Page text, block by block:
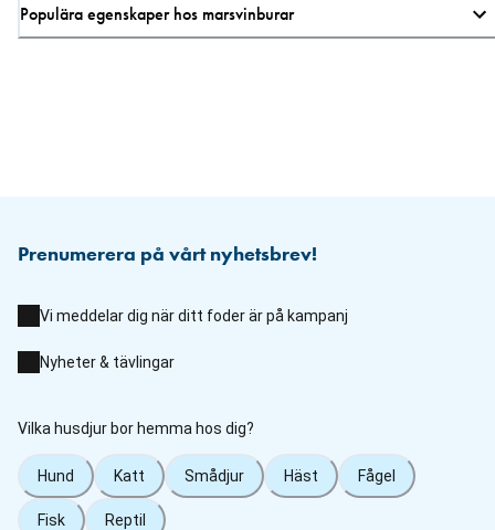
Populära egenskaper hos marsvinburar
Prenumerera på vårt nyhetsbrev!
Vi meddelar dig när ditt foder är på kampanj
Nyheter & tävlingar
Vilka husdjur bor hemma hos dig?
Hund Katt Smådjur Häst Fågel
Fisk Reptil